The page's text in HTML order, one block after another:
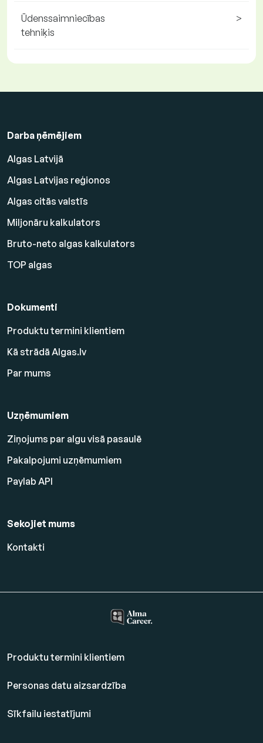
Ūdenssaimniecības
tehniķis
>
Darba ņēmējiem
Algas Latvijā
Algas Latvijas reģionos
Algas citās valstīs
Miljonāru kalkulators
Bruto-neto algas kalkulators
TOP algas
Dokumenti
Produktu termini klientiem
Kā strādā Algas.lv
Par mums
Uzņēmumiem
Ziņojums par algu visā pasaulē
Pakalpojumi uzņēmumiem
Paylab API
Sekojiet mums
Kontakti
Produktu termini klientiem
Personas datu aizsardzība
Sīkfailu iestatījumi